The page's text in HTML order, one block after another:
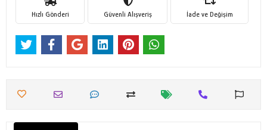
Hızlı Gönderi Güvenli Alışveriş İade ve Değişim